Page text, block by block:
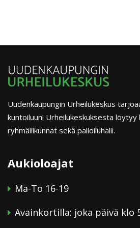
Uudenkaupungin Urheilukeskus
kuntoiluun! Urheilukeskuksesta löytyy
ryhmäliikunnat sekä palloiluhalli.
Aukioloajat
Ma-To 16-19
Avainkortilla: joka päivä klo